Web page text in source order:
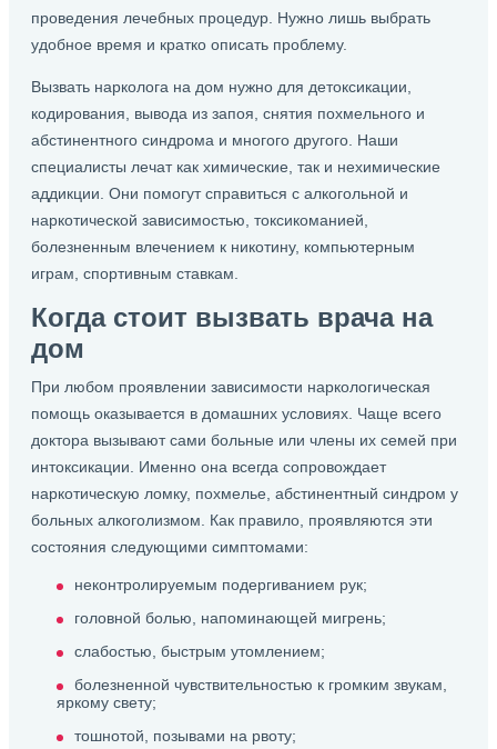
проведения лечебных процедур. Нужно лишь выбрать
удобное время и кратко описать проблему.
Вызвать нарколога на дом нужно для детоксикации,
кодирования, вывода из запоя, снятия похмельного и
абстинентного синдрома и многого другого. Наши
специалисты лечат как химические, так и нехимические
аддикции. Они помогут справиться с алкогольной и
наркотической зависимостью, токсикоманией,
болезненным влечением к никотину, компьютерным
играм, спортивным ставкам.
Когда стоит вызвать врача на
дом
При любом проявлении зависимости наркологическая
помощь оказывается в домашних условиях. Чаще всего
доктора вызывают сами больные или члены их семей при
интоксикации. Именно она всегда сопровождает
наркотическую ломку, похмелье, абстинентный синдром у
больных алкоголизмом. Как правило, проявляются эти
состояния следующими симптомами:
неконтролируемым подергиванием рук;
головной болью, напоминающей мигрень;
слабостью, быстрым утомлением;
болезненной чувствительностью к громким звукам,
яркому свету;
тошнотой, позывами на рвоту;